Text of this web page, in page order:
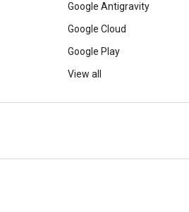
Google Antigravity
Google Cloud
Google Play
View all